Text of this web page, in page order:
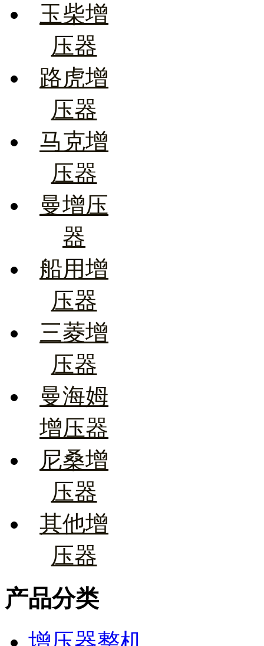
玉柴增
压器
路虎增
压器
马克增
压器
曼增压
器
船用增
压器
三菱增
压器
曼海姆
增压器
尼桑增
压器
其他增
压器
产品分类